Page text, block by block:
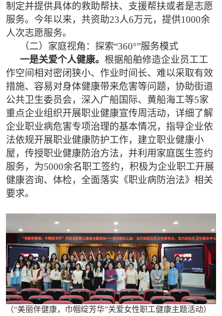
制定并提供具体的救助帮扶、支援帮扶或者是志愿
服务。今年以来，共资助23人6万元，提供1000余
人次志愿服务。
（二）家庭视角：探索“360°”服务模式
一是关爱个人健康。 根据船舶修造企业员工工
作空间相对密闭狭小、作业时间长、难以采取有效
措施、容易对身体健康带来危害等问题，协助街道
公共卫生委员会，深入广船国际、黄船海工等5家
重点企业组织开展职业健康宣传周活动，详细了解
企业职业病危害专项治理的基本情况，指导企业依
法依规开展职业健康防护工作，建立职业健康小
屋，传授职业健康防治方法，并利用家庭医生签约
服务，为5000余名职工签约，积极为企业职工开展
健康咨询、体检，全面落实《职业病防治法》相关
要求。
（“美丽伴健康，巾帼绽芳华”关爱女性职工健康主题活动）